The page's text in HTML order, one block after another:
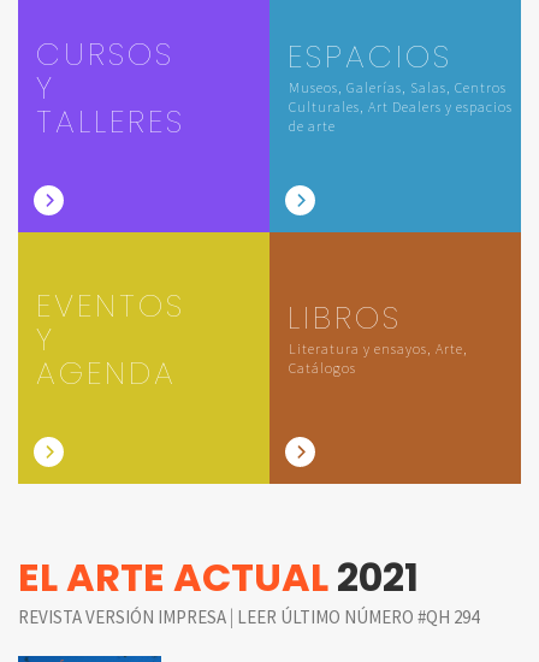
CURSOS
Y
TALLERES
ESPACIOS
Museos, Galerías, Salas, Centros
Culturales, Art Dealers y espacios
de arte
EVENTOS
Y
AGENDA
LIBROS
Literatura y ensayos, Arte,
Catálogos
EL ARTE ACTUAL2021
REVISTA VERSIÓN IMPRESA | LEER ÚLTIMO NÚMERO #QH 294